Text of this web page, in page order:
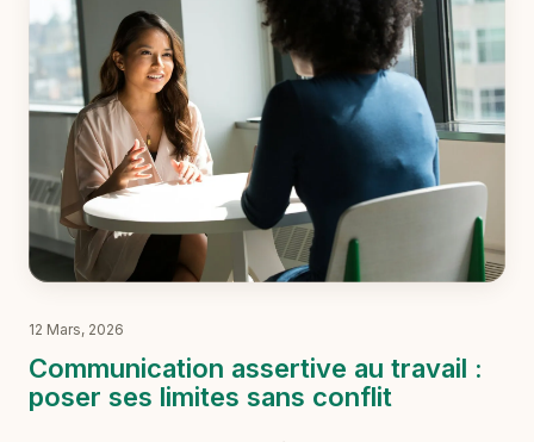
12 Mars, 2026
Communication assertive au travail :
poser ses limites sans conflit